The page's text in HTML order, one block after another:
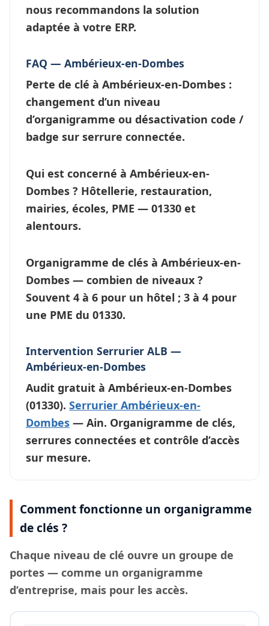
nous recommandons la solution
adaptée à votre ERP.
FAQ — Ambérieux-en-Dombes
Perte de clé à Ambérieux-en-Dombes :
changement d’un niveau
d’organigramme ou désactivation code /
badge sur serrure connectée.
Qui est concerné à Ambérieux-en-
Dombes ? Hôtellerie, restauration,
mairies, écoles, PME — 01330 et
alentours.
Organigramme de clés à Ambérieux-en-
Dombes — combien de niveaux ?
Souvent 4 à 6 pour un hôtel ; 3 à 4 pour
une PME du 01330.
Intervention Serrurier ALB —
Ambérieux-en-Dombes
Audit gratuit à Ambérieux-en-Dombes
(01330). Serrurier Ambérieux-en-
Dombes — Ain. Organigramme de clés,
serrures connectées et contrôle d’accès
sur mesure.
Comment fonctionne un organigramme
de clés ?
Chaque niveau de clé ouvre un groupe de
portes — comme un organigramme
d’entreprise, mais pour les accès.